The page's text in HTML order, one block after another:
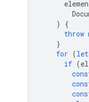
)
{
throw
}
for (let
if (